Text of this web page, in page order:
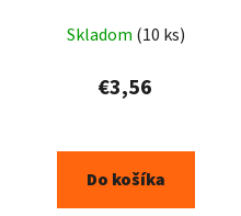
Skladom (10 ks)
€3,56
Do košíka